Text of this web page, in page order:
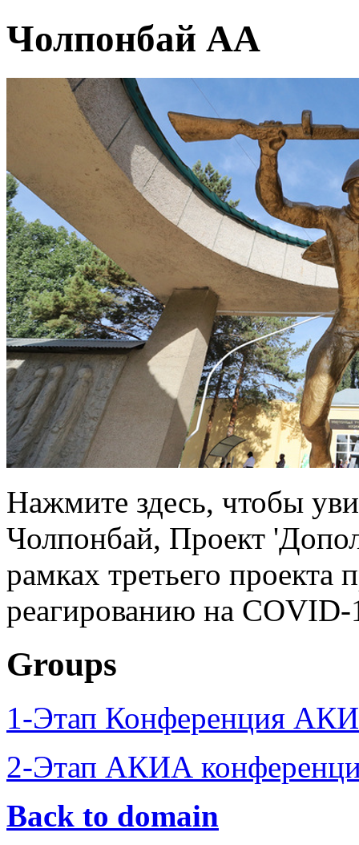
Чолпонбай АА
Нажмите здесь, чтобы
Чолпонбай, Проект
рамках третьего проекта
реагированию на COVID-
Groups
1-Этап Конференция
2-Этап АКИА
Back to domain